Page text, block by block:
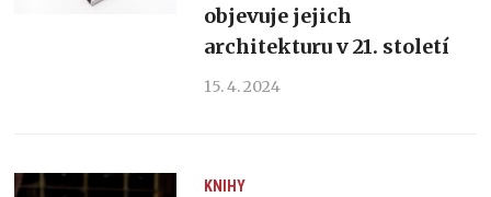
objevuje jejich
architekturu v 21. století
15. 4. 2024
KNIHY